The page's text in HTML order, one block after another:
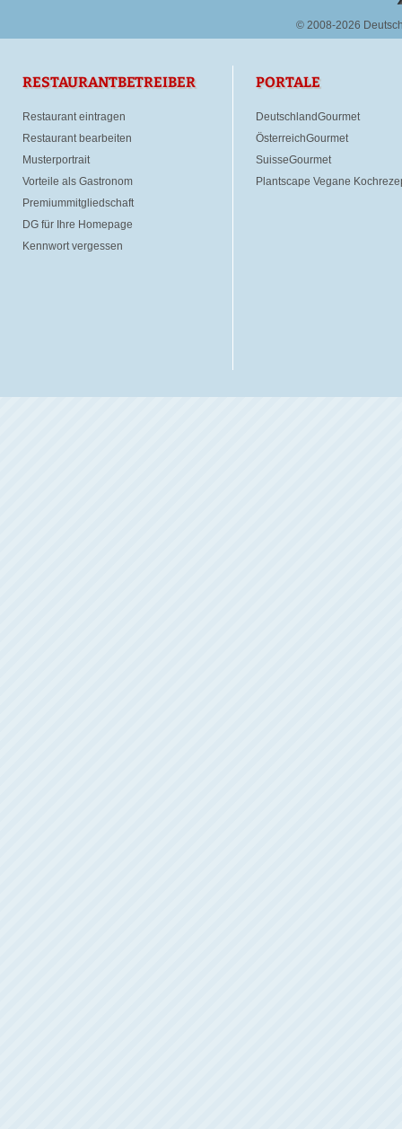
© 2008-2026
RESTAURANTBETREIBER
Restaurant eintragen
Restaurant bearbeiten
Musterportrait
Vorteile als Gastronom
Premiummitgliedschaft
DG für Ihre Homepage
Kennwort vergessen
PORTALE
DeutschlandGourmet
ÖsterreichGourmet
SuisseGourmet
Plantscape Vegane